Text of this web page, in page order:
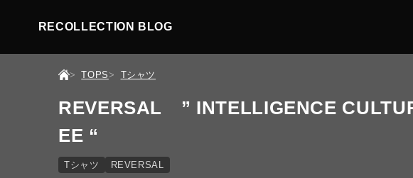
RECOLLECTION BLOG
TOPS Tシャツ
REVERSAL ” INTELLIGENCE
EE “
Tシャツ REVERSAL